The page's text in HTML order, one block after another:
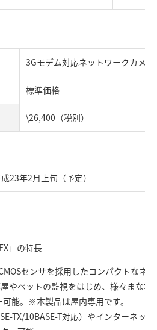
3Gモデム対応ネットワークカメラ
標準価格
\26,400（税別）
23年2月上旬（予定）
」の特長
センサを採用したコンパクトなネ
やペットの監視をはじめ、様々まな
可能。※本製品は屋内専用です。
TX/10BASE-T対応）やインターネッ